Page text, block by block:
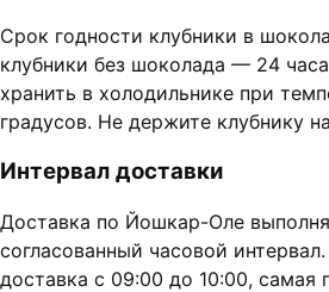
Срок годности клубники в
клубники без шоколада — 24
хранить в холодильнике при
градусов. Не держите клубнику
Интервал доставки
Доставка по Йошкар-Оле
согласованный часовой
доставка с 09:00 до 10:00, самая